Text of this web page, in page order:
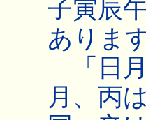
子寅辰
ありま
「日
月、丙